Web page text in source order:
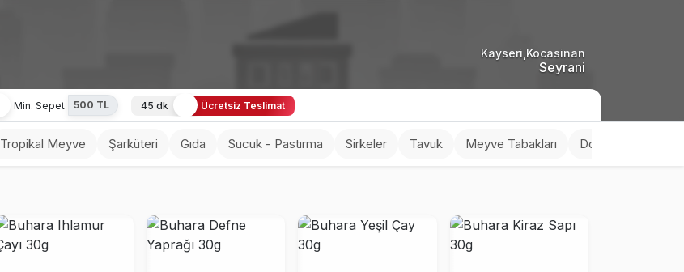
Kayseri,Kocasinan
Seyrani
Min. Sepet 500 TL 45 dk Ücretsiz Teslimat
Tropikal Meyve Şarküteri Gıda Sucuk - Pastırma Sirkeler Tavuk Meyve Tabakları Dondurma